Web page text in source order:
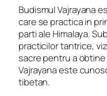
Budismul Vajrayana
care se practica in
parti ale Himalaya.
practicilor tantrice,
sacre pentru a
Vajrayana este
tibetan.